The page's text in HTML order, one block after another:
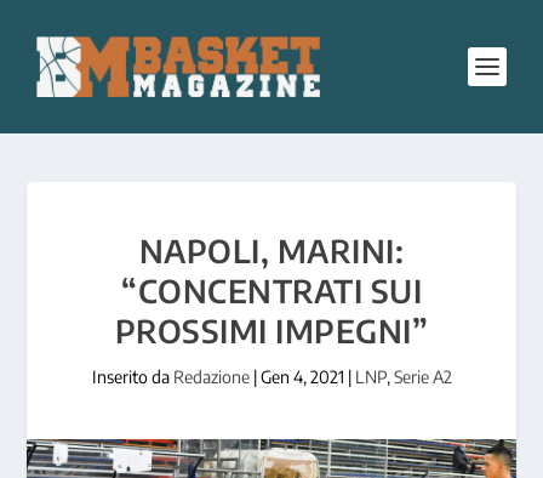
NAPOLI, MARINI:
“CONCENTRATI SUI
PROSSIMI IMPEGNI”
Inserito da Redazione|Gen 4, 2021 | LNP, Serie A2